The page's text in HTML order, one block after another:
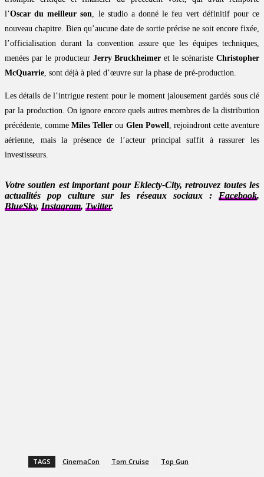
l’Oscar du meilleur son, le studio a donné le feu vert définitif pour ce
nouveau chapitre. Bien qu’aucune date de sortie précise ne soit encore fixée,
l’officialisation durant la convention assure que les équipes techniques,
menées par le producteur Jerry Bruckheimer et le scénaristeChristopher
McQuarrie, sont déjà à pied d’œuvre sur la phase de pré-production.
Les détails de l’intrigue restent pour le moment jalousement gardés sous clé
par la production. On ignore encore quels autres membres de la distribution
précédente, commeMiles Teller ou Glen Powell, rejoindront cette aventure
aérienne, mais la présence de l’acteur principal suffit à rassurer les
investisseurs.
Votre soutien est important pour Eklecty-City, retrouvez toutes les
actualités pop culture sur les réseaux sociaux : Facebook,
BlueSky, Instagram, Twitter.
TAGS CinemaCon Tom Cruise Top Gun